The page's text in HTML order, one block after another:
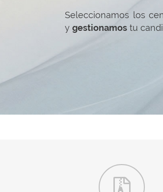
Seleccionamos los
y gestionamos tu